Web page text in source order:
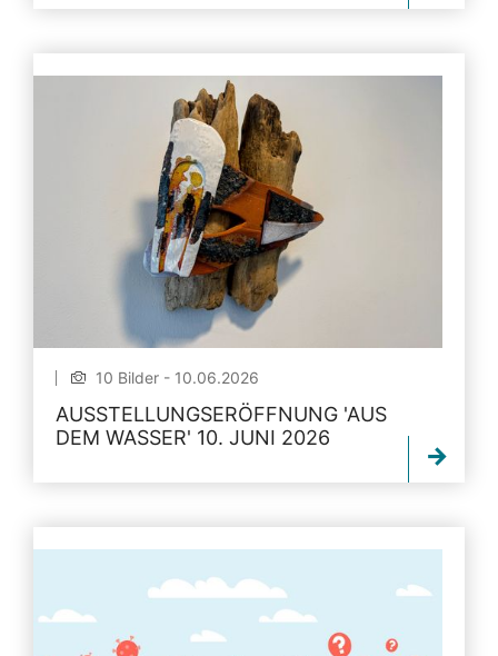
10 Bilder - 10.06.2026
AUSSTELLUNGSERÖFFNUNG 'AUS
DEM WASSER' 10. JUNI 2026